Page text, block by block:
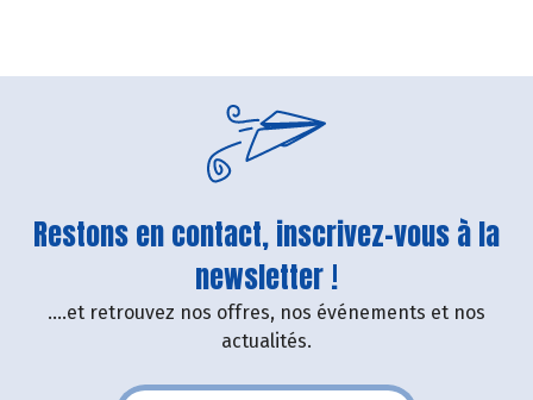
Restons en contact, inscrivez-vous à la
newsletter !
....et retrouvez nos offres, nos événements et nos
actualités.